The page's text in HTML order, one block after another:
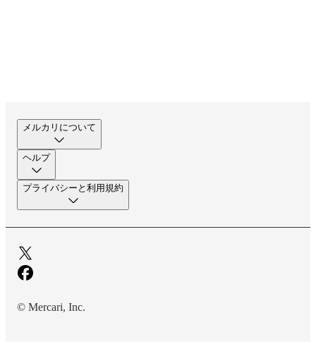
メルカリについて
ヘルプ
プライバシーと利用規約
© Mercari, Inc.